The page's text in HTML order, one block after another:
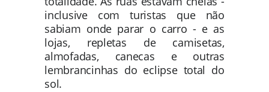
inclusive com turistas que não
sabiam onde parar o carro - e as
lojas, repletas de camisetas,
almofadas, canecas e outras
lembrancinhas do eclipse total do
sol.